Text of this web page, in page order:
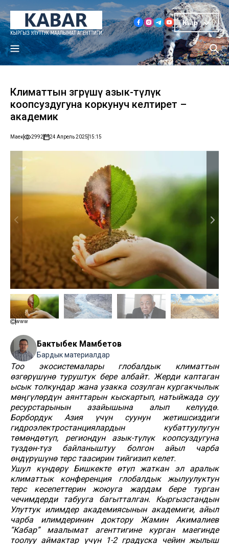
Кыр
Климаттын өзгөрүшү азык-түлүк
коопсуздугуна коркунуч келтирет –
академик
Маек 2992 24 Апрель 2025 15:15
www
Бактыбек Мамбетов
Бардык материалдар
Тоо экосистемалары глобалдык климаттын
өзгөрүшүнө туруштук бере албайт. Жерди каптаган
ысык толкундар жана узакка созулган кургакчылык
мөңгүлөрдүн аянттарын кыскартып, натыйжада суу
ресурстарынын азайышына алып келүүдө.
Борбордук Азия үчүн суунун жетишсиздиги
гидроэлектростанциялардын кубаттуулугун
төмөндөтүп, региондун азык-түлүк коопсуздугуна
түздөн-түз байланыштуу болгон айыл чарба
өндүрүшүнө терс таасирин тийгизип келет.
Ушул күндөрү Бишкекте өтүп жаткан эл аралык
климаттык конференция глобалдык жылуулуктун
терс кесепеттерин жоюуга жардам бере турган
чечимдерди табууга багытталган. Кыргызстандын
Улуттук илимдер академиясынын академиги, айыл
чарба илимдеринин доктору Жамин Акималиев
“Кабар” маалымат агенттигине курган маегинде
тоолуу аймактар ​​үчүн 1-2 градуска чейин жылыш